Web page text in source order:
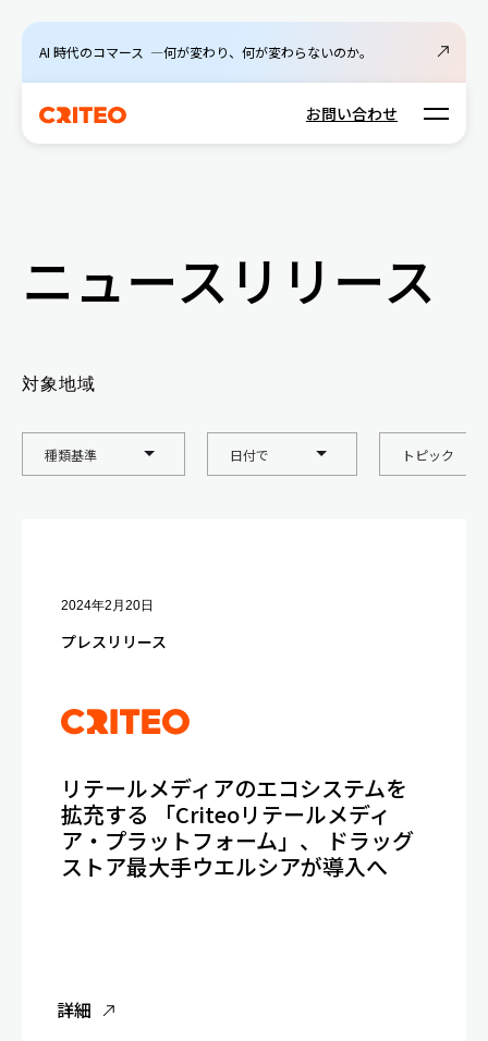
AI 時代のコマース ―何が変わり、何が変わらないのか。
お問い合わせ Open
ニュースリリース
対象地域
種類基準 日付で トピック
2024年2月20日
プレスリリース
リテールメディアのエコシステムを
拡充する 「Criteoリテールメディ
ア・プラットフォーム」、 ドラッグ
ストア最大手ウエルシアが導入へ
詳細